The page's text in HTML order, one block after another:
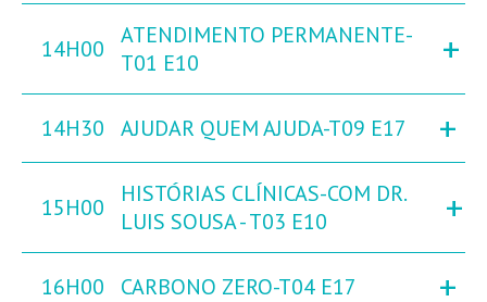
14H00
ATENDIMENTO PERMANENTE-
T01 E10
+
14H30 AJUDAR QUEM AJUDA-T09 E17 +
15H00
HISTÓRIAS CLÍNICAS-COM DR.
LUIS SOUSA - T03 E10
+
16H00 CARBONO ZERO-T04 E17 +